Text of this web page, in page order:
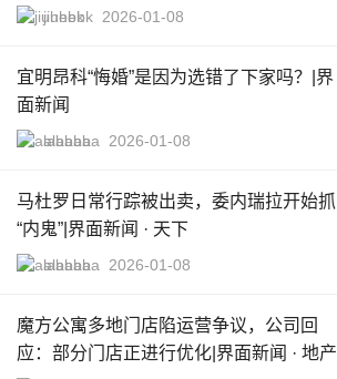
jiuhebk 2026-01-08
宜明昂科“悔婚”是因为选错了下家吗？|界
面新闻
alababa 2026-01-08
马杜罗日常行踪被出卖，委内瑞拉开始抓
“内鬼”|界面新闻 · 天下
alababa 2026-01-08
魔方公寓多地门店陷运营争议，公司回
应：部分门店正进行优化|界面新闻 · 地产